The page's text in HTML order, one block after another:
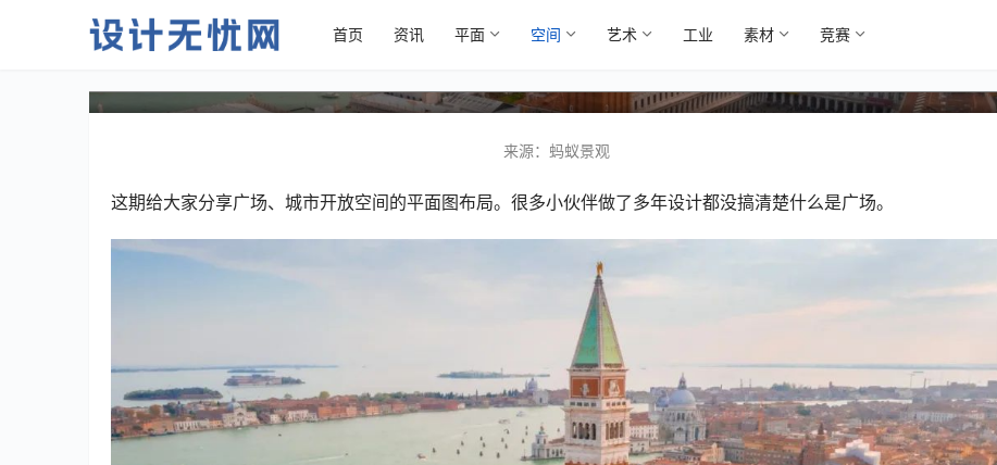
首页 资讯 平面 空间 艺术 工业 素材 竞赛
简洁明快的广场平面图设计合集
来源：蚂蚁景观
这期给大家分享广场、城市开放空间的平面图布局。很多小伙伴做了多年设计都没搞清楚什么是广场。